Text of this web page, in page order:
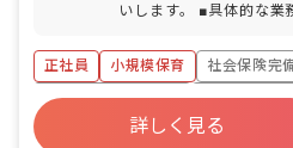
いします。 ■具体的な業務内容 ・子ども
遊びの見守り など） ・
育・活動の実施 ・保護
アプリ 等） ・園内行事
正社員 小規模保育
社会保険完
ボーナス・賞与あり
年間休日120
寮・住宅・家賃補助あり
詳しく見る